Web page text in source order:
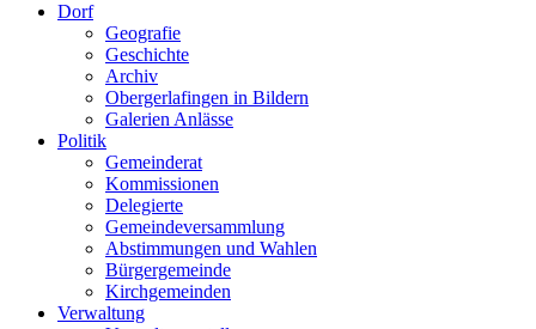
Dorf
Geografie
Geschichte
Archiv
Obergerlafingen in Bildern
Galerien Anlässe
Politik
Gemeinderat
Kommissionen
Delegierte
Gemeindeversammlung
Abstimmungen und Wahlen
Bürgergemeinde
Kirchgemeinden
Verwaltung